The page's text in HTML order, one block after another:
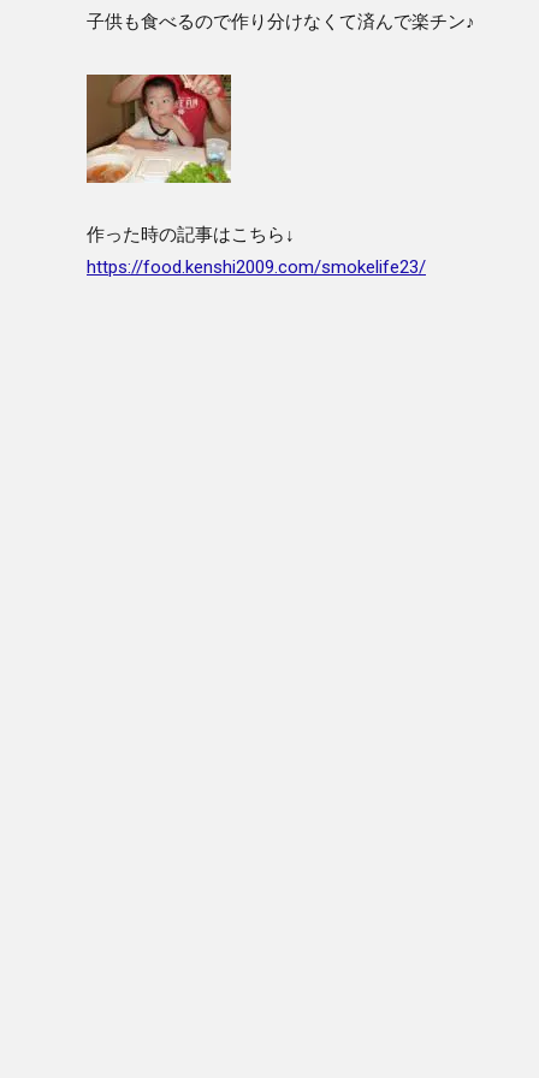
子供も食べるので作り分けなくて済んで楽チン♪
作った時の記事はこちら↓
https://food.kenshi2009.com/smokelife23/